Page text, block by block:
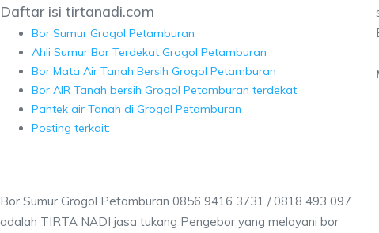
Daftar isi tirtanadi.com
Bor Sumur Grogol Petamburan
Ahli Sumur Bor Terdekat Grogol Petamburan
Bor Mata Air Tanah Bersih Grogol Petamburan
Bor AIR Tanah bersih Grogol Petamburan terdekat
Pantek air Tanah di Grogol Petamburan
Posting terkait:
Bor Sumur Grogol Petamburan 0856 9416 3731 / 0818 493 097
adalah TIRTA NADI jasa tukang Pengebor yang melayani bor